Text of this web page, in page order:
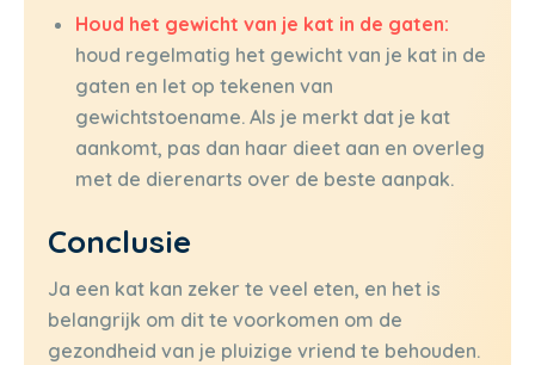
Houd het gewicht van je kat in de gaten:
houd regelmatig het gewicht van je kat in de
gaten en let op tekenen van
gewichtstoename. Als je merkt dat je kat
aankomt, pas dan haar dieet aan en overleg
met de dierenarts over de beste aanpak.
Conclusie
Ja een kat kan zeker te veel eten, en het is
belangrijk om dit te voorkomen om de
gezondheid van je pluizige vriend te behouden.